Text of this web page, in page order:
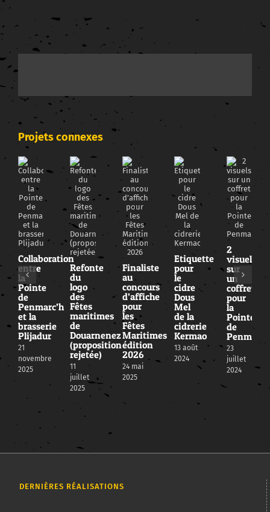
Projets connexes
Collaboration
entre
la
Pointe
de
Penmarc’h
et la
brasserie
Plijadur
21
novembre
2025
Refonte
du
logo
des
Fêtes
maritimes
de
Douarnenez
(proposition
rejetée)
11
juillet
2025
Finaliste
au
concours
d’affiche
pour
les
Fêtes
Maritimes
édition
2026
24 mai
2025
Etiquette
pour
le
cidre
Dous
Mel
de la
cidrerie
Kermao
13 août
2024
2
visuels
sur
un
coffret
pour
la
Pointe
de
23
juillet
2024
DERNIÈRES RÉALISATIONS